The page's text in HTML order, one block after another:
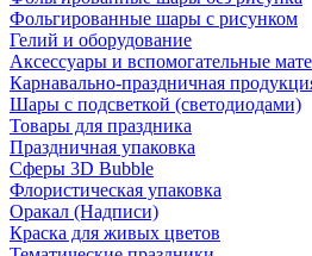
Фольгированные шары с рисунком
Гелий и оборудование
Аксессуары и вспомогательные
Карнавально-праздничная
Шары с подсветкой (светодиодами)
Товары для праздника
Праздничная упаковка
Сферы 3D Bubble
Флористическая упаковка
Оракал (Надписи)
Краска для живых цветов